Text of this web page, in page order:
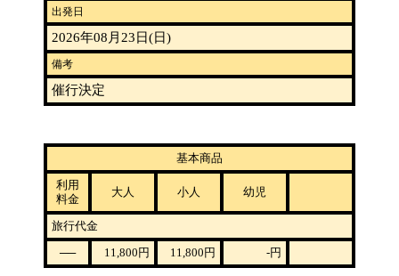
出発日
2026年08月23日(日)
備考
催行決定
基本商品
利用
料金
大人 小人 幼児
旅行代金
──
11,800 円 11,800 円 -円